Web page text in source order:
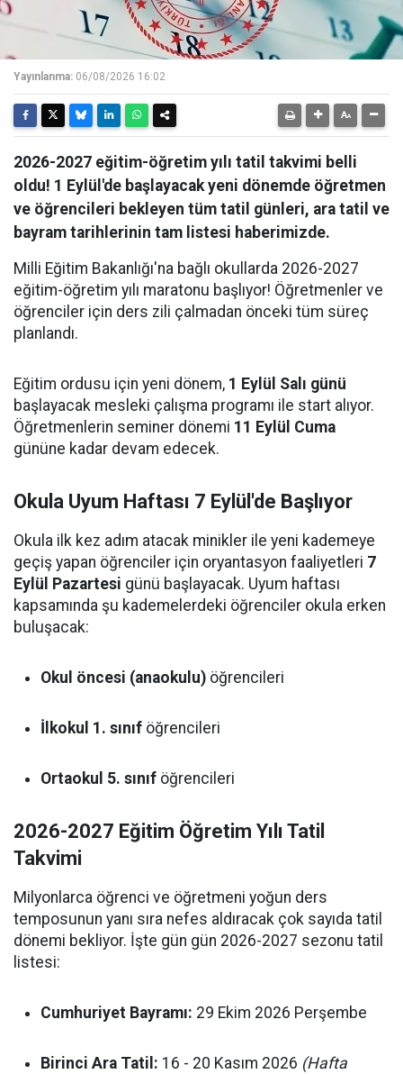
Yayınlanma: 06/08/2026 16:02
2026-2027 eğitim-öğretim yılı tatil takvimi belli
oldu! 1 Eylül'de başlayacak yeni dönemde öğretmen
ve öğrencileri bekleyen tüm tatil günleri, ara tatil ve
bayram tarihlerinin tam listesi haberimizde.
Milli Eğitim Bakanlığı'na bağlı okullarda 2026-2027
eğitim-öğretim yılı maratonu başlıyor! Öğretmenler ve
öğrenciler için ders zili çalmadan önceki tüm süreç
planlandı.
Eğitim ordusu için yeni dönem, 1 Eylül Salı günü
başlayacak mesleki çalışma programı ile start alıyor.
Öğretmenlerin seminer dönemi 11 Eylül Cuma
gününe kadar devam edecek.
Okula Uyum Haftası 7 Eylül'de Başlıyor
Okula ilk kez adım atacak minikler ile yeni kademeye
geçiş yapan öğrenciler için oryantasyon faaliyetleri 7
Eylül Pazartesi günü başlayacak. Uyum haftası
kapsamında şu kademelerdeki öğrenciler okula erken
buluşacak:
Okul öncesi (anaokulu) öğrencileri
İlkokul 1. sınıf öğrencileri
Ortaokul 5. sınıf öğrencileri
2026-2027 Eğitim Öğretim Yılı Tatil
Takvimi
Milyonlarca öğrenci ve öğretmeni yoğun ders
temposunun yanı sıra nefes aldıracak çok sayıda tatil
dönemi bekliyor. İşte gün gün 2026-2027 sezonu tatil
listesi:
Cumhuriyet Bayramı: 29 Ekim 2026 Perşembe
Birinci Ara Tatil: 16 - 20 Kasım 2026 (Hafta